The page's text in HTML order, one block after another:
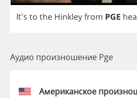
It's to the Hinkleyfrom PGE
Аудио произношение Pge
Американское